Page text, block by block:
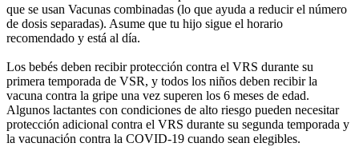
que se usan Vacunas combinadas (lo que ayuda a reducir el número
de dosis separadas). Asume que tu hijo sigue el horario
recomendado y está al día.
Los bebés deben recibir protección contra el VRS durante su
primera temporada de VSR, y todos los niños deben recibir la
vacuna contra la gripe una vez superen los 6 meses de edad.
Algunos lactantes con condiciones de alto riesgo pueden necesitar
protección adicional contra el VRS durante su segunda temporada y
la vacunación contra la COVID-19 cuando sean elegibles.